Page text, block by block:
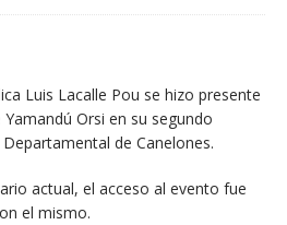
Luis Lacalle Pou se hizo presente
Orsi en su segundo
de Canelones.
actual, el acceso al evento fue
el mismo.